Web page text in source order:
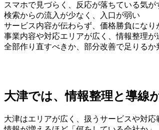
スマホで見づらく、反応が落ちている気が
検索からの流入が少なく、入口が弱い
サービス内容が伝わらず、価格勝負になり
事業内容や対応エリアが広く、情報整理が
全部作り直すべきか、部分改善で足りるか
大津では、情報整理と導線
大津はエリアが広く、扱うサービスや対応